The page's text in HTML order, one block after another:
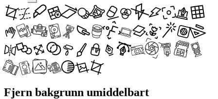
Fjern bakgrunn umiddelbart